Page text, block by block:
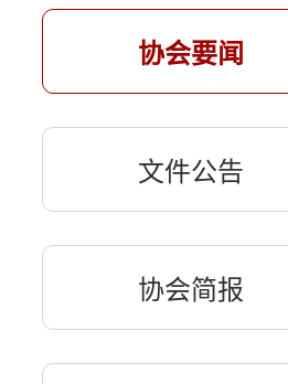
协会要闻
文件公告
协会简报